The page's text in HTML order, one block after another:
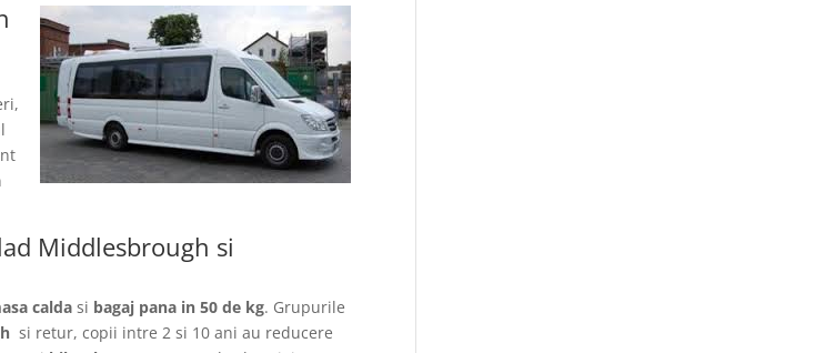
Middlesbrough si
calda si bagaj pana in 50 de kg. Grupurile
si retur, copii intre 2 si 10 ani au reducere